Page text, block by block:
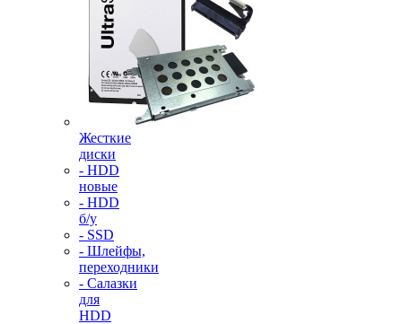
Жесткие
диски
- HDD
новые
- HDD
б/у
- SSD
- Шлейфы,
переходники
- Салазки
для
HDD